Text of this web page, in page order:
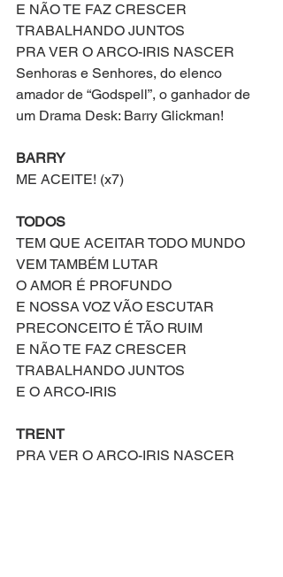
E NÃO TE FAZ CRESCER
TRABALHANDO JUNTOS
PRA VER O ARCO-IRIS NASCER
Senhoras e Senhores, do elenco
amador de “Godspell”, o ganhador de
um Drama Desk: Barry Glickman!
BARRY
ME ACEITE! (x7)
TODOS
TEM QUE ACEITAR TODO MUNDO
VEM TAMBÉM LUTAR
O AMOR É PROFUNDO
E NOSSA VOZ VÃO ESCUTAR
PRECONCEITO É TÃO RUIM
E NÃO TE FAZ CRESCER
TRABALHANDO JUNTOS
E O ARCO-IRIS
TRENT
PRA VER O ARCO-IRIS NASCER